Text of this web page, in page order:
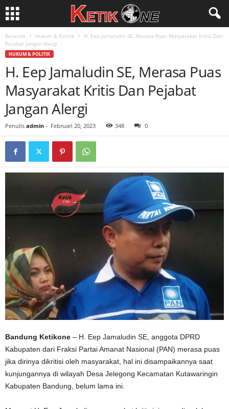
Beranda Hukum & Politik
H. Eep Jamaludin SE, Merasa Puas Masyarakat Kritis Dan
Pejabat Jangan Alergi
HUKUM & POLITIK
H. Eep Jamaludin SE, Merasa Puas
Masyarakat Kritis Dan Pejabat
Jangan Alergi
Penulis admin - Februari 20, 2023 348 0
Bandung Ketikone – H. Eep Jamaludin SE, anggota DPRD
Kabupaten dari Fraksi Partai Amanat Nasional (PAN) merasa puas
jika dirinya dikritisi oleh masyarakat, hal ini disampaikannya saat
kunjungannya di wilayah Desa Jelegong Kecamatan Kutawaringin
Kabupaten Bandung, belum lama ini.